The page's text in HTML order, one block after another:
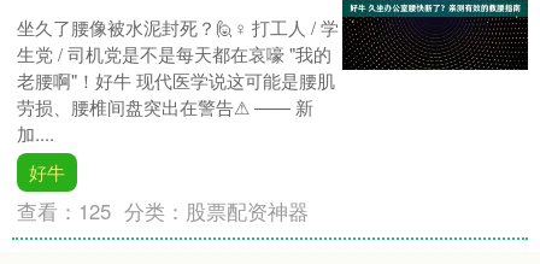
坐久了腰像被水泥封死？🙋♀ 打工人 / 学
生党 / 司机党是不是每天都在哀嚎 "我的
老腰啊"！好牛 现代医学说这可能是腰肌
劳损、腰椎间盘突出在警告⚠ —— 新
加....
好牛
查看： 125 分类： 股票配资神器